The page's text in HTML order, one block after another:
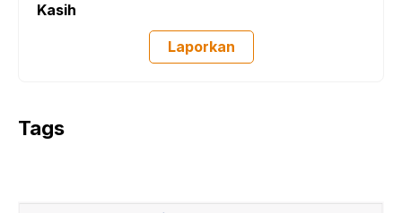
Kasih
Laporkan
Tags